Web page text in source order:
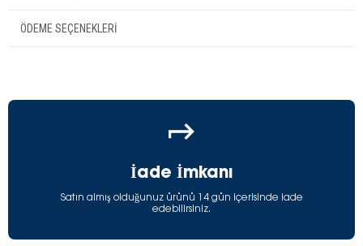
ÖDEME SEÇENEKLERI
İade İmkanı
Satın almış olduğunuz ürünü 14 gün içerisinde iade
edebilirsiniz.